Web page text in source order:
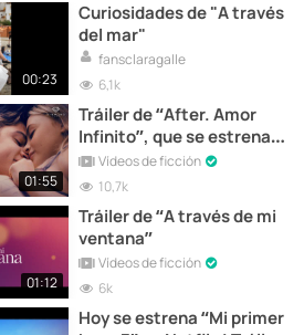
00:23
Curiosidades de "A través
del mar"
fansclaragalle
6,1k
01:55
Tráiler de “After. Amor
Infinito”, que se estrena
hoy en cines
Vídeos de ficción
10,7k
01:12
Tráiler de “A través de mi
ventana”
Vídeos de ficción
6k
Hoy se estrena “Mi primer